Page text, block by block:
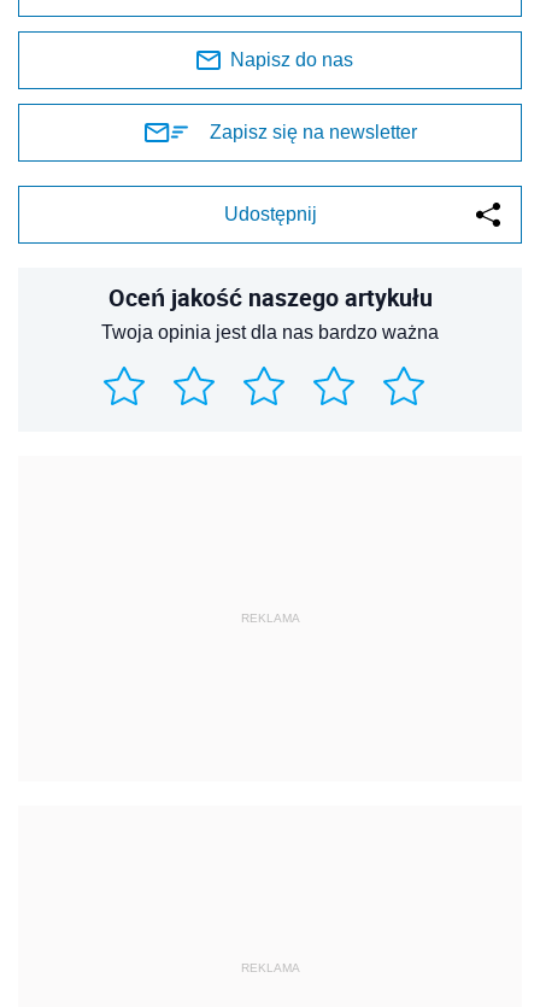
Napisz do nas
Zapisz się na newsletter
Udostępnij
Oceń jakość naszego artykułu
Twoja opinia jest dla nas bardzo ważna
REKLAMA
REKLAMA